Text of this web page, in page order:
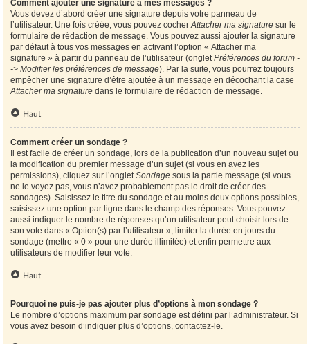
Comment ajouter une signature à mes messages ?
Vous devez d’abord créer une signature depuis votre panneau de
l’utilisateur. Une fois créée, vous pouvez cocherAttacher ma signature sur le
formulaire de rédaction de message. Vous pouvez aussi ajouter la signature
par défaut à tous vos messages en activant l’option « Attacher ma
signature » à partir du panneau de l’utilisateur (ongletPréférences du forum -
-> Modifier les préférences de message). Par la suite, vous pourrez toujours
empêcher une signature d’être ajoutée à un message en décochant la case
Attacher ma signature dans le formulaire de rédaction de message.
Haut
Comment créer un sondage ?
Il est facile de créer un sondage, lors de la publication d’un nouveau sujet ou
la modification du premier message d’un sujet (si vous en avez les
permissions), cliquez sur l’ongletSondage sous la partie message (si vous
ne le voyez pas, vous n’avez probablement pas le droit de créer des
sondages). Saisissez le titre du sondage et au moins deux options possibles,
saisissez une option par ligne dans le champ des réponses. Vous pouvez
aussi indiquer le nombre de réponses qu’un utilisateur peut choisir lors de
son vote dans « Option(s) par l’utilisateur », limiter la durée en jours du
sondage (mettre « 0 » pour une durée illimitée) et enfin permettre aux
utilisateurs de modifier leur vote.
Haut
Pourquoi ne puis-je pas ajouter plus d’options à mon sondage ?
Le nombre d’options maximum par sondage est défini par l’administrateur. Si
vous avez besoin d’indiquer plus d’options, contactez-le.